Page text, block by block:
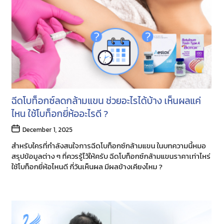
ฉีดโบท็อกซ์ลดกล้ามแขน ช่วยอะไรได้บ้าง เห็นผลแค่
ไหน ใช้โบท็อกยี่ห้ออะไรดี ?
Post
date
December 1, 2025
สำหรับใครที่กำลังสนใจการฉีดโบท็อกซ์กล้ามแขน ในบทความนี้หมอ
สรุปข้อมูลต่าง ๆ ที่ควรรู้ไว้ให้ครับ ฉีดโบท็อกซ์กล้ามแขนราคาเท่าไหร่
ใช้โบท็อกยี่ห้อไหนดี กี่วันเห็นผล มีผลข้างเคียงไหม ?